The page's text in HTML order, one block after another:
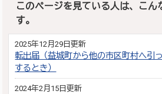
このページを見ている人は、こん
す。
2025年12月29日更新
転出届（益城町から他の市区町村へ引
するとき）
2024年2月15日更新